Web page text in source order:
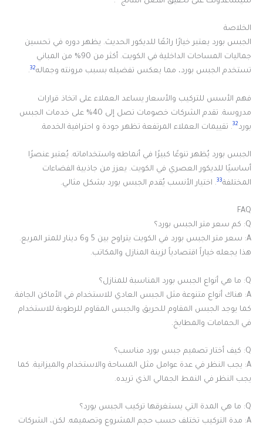
الخلاصة
الجبس بورد يعتبر خيارًا رائعًا للديكور الحديث. يظهر دوره في تحسين
جماليات المساحات الداخلية في الكويت. أكثر من 90% من المباني
تستخدم الجبس بورد، مما يعكس تفضيله بسبب مرونته وجماله32
.
فهم الأسس للتركيب والأسعار يساعد العملاء على اتخاذ قرارات
مدروسة. تقدم الشركات خصومات تصل إلى 40% على خدمات الجبس
بورد32. تقييمات العملاء المرتفعة تظهر جودة و احترافية الخدمة.
الجبس بورد يُظهر تنوعًا كبيرًا في أنماطه واستخداماته. يُعتبر عنصرًا
أساسيًا للديكور العصري في الكويت. يعزز من جاذبية الفضاءات
المختلفة33. اختيار الأنسب يُقدم الجبس بورد بشكل مثالي.
FAQ
Q: كم سعر متر الجبس بورد؟
A: سعر متر الجبس بورد في الكويت يتراوح بين 5 و6 دينار للمتر المربع.
هذا يجعله خياراً اقتصادياً لزينة المنازل والمكاتب.
Q: ما هي أنواع الجبس بورد المناسبة للمنازل؟
A: هناك أنواع متنوعة مثل الجبس العادي للاستخدام في الأماكن الجافة.
كما يوجد الجبس المقاوم للحريق والجبس المقاوم للرطوبة للاستخدام
في الحمامات والمطابخ.
Q: كيف أختار تصميم جبس بورد مناسب؟
A: يجب النظر في عدة عوامل مثل المساحة والاستخدام والميزانية. كما
يجب النظر في النمط الجمالي الذي تريده.
Q: ما هي المدة التي يستغرقها تركيب الجبس بورد؟
A: مدة التركيب تختلف حسب حجم المشروع وتصميمه. لكن، الشركات